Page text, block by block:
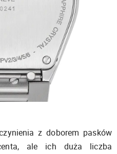
z doborem pasków
ale ich duża liczba